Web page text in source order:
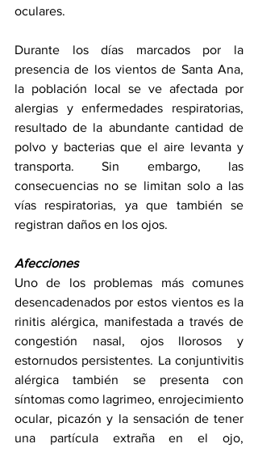
oculares.
Durante los días marcados por la
presencia de los vientos de Santa Ana,
la población local se ve afectada por
alergias y enfermedades respiratorias,
resultado de la abundante cantidad de
polvo y bacterias que el aire levanta y
transporta. Sin embargo, las
consecuencias no se limitan solo a las
vías respiratorias, ya que también se
registran daños en los ojos.
Afecciones
Uno de los problemas más comunes
desencadenados por estos vientos es la
rinitis alérgica, manifestada a través de
congestión nasal, ojos llorosos y
estornudos persistentes. La conjuntivitis
alérgica también se presenta con
síntomas como lagrimeo, enrojecimiento
ocular, picazón y la sensación de tener
una partícula extraña en el ojo,